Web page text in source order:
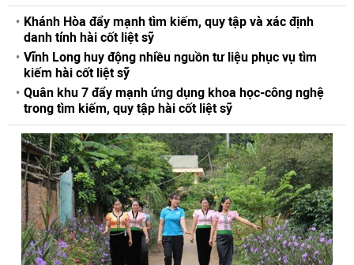
Khánh Hòa đẩy mạnh tìm kiếm, quy tập và xác định
danh tính hài cốt liệt sỹ
Vĩnh Long huy động nhiều nguồn tư liệu phục vụ tìm
kiếm hài cốt liệt sỹ
Quân khu 7 đẩy mạnh ứng dụng khoa học-công nghệ
trong tìm kiếm, quy tập hài cốt liệt sỹ